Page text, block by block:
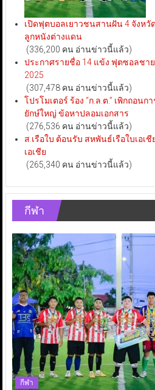
เปิดฟุตบอลเยาวชนสานฝัน 4 จังห
ลูกหนังต่างแดน
(336,200 คน อ่านข่าวนี้แล้ว)
ประกาศรายชื่อ 14 แข้ง ฟุตซอลชา
2025
(307,478 คน อ่านข่าวนี้แล้ว)
โปรโมเตอร์ ร้อง “ก.ล.ต.” เพิกถอน
ยักษ์ใหญ่ ข้อหาปลอมเอกสาร
(276,536 คน อ่านข่าวนี้แล้ว)
ส.เรือใบ ต้อนรับ สหพันธ์เรือใบเอเ
เอเชีย
(265,340 คน อ่านข่าวนี้แล้ว)
กีฬา
กีฬา